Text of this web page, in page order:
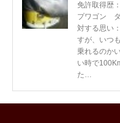
免許取得歴
プワゴン ダ
対する思い
すが、いつ
乗れるのか
い時で
た…